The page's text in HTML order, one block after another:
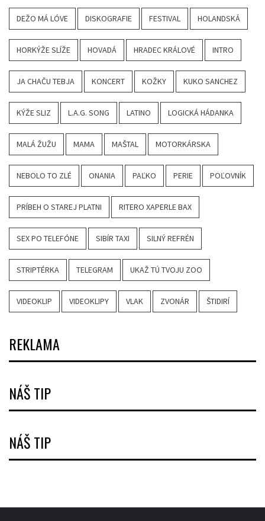
DEŽO MÁ LÓVE DISKOGRAFIE FESTIVAL HOLANDSKÁ
HORKÝŽE SLÍŽE HOVADÁ HRADEC KRÁLOVÉ INTRO
JA CHAČU TEBJA KONCERT KOŽKY KUKO SANCHEZ
KÝŽE SLIZ L.A.G. SONG LATINO LOGICKÁ HÁDANKA
MALÁ ŽUŽU MAMA MAŠTAL MOTORKÁRSKA
NEBOLO TO ZLÉ ONANIA PAĽKO PERIE POĽOVNÍK
PRÍBEH O STAREJ PLATNI RITERO XAPERLE BAX
SEX PO TELEFÓNE SIBÍR TAXI SILNÝ REFRÉN
STRIPTÉRKA TELEGRAM UKAŽ TÚ TVOJU ZOO
VIDEOKLIP VIDEOKLIPY VLAK ZVONÁR ŠTIDIRÍ
REKLAMA
NÁŠ TIP
NÁŠ TIP